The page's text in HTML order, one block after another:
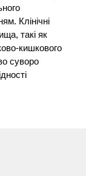
Клінічні
такі як
кишкового
суворо